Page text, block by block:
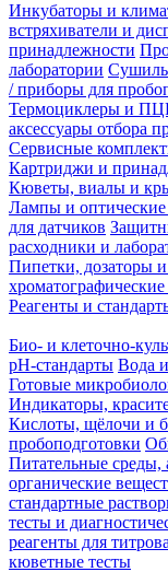
Инкубаторы и
встряхиватели и
принадлежности
лаборатории
/ приборы для
Термоциклеры и
аксессуары отбора
Сервисные
Картриджи и
Кюветы, виалы и
Лампы и
для датчиков
расходники и
Пипетки, дозаторы
Реагенты и
Био- и клеточно-
pH-стандарты Вода
Готовые
Индикаторы,
Кислоты, щёлочи и
пробоподготовки
Питательные среды,
органические
стандартные
тесты и
реагенты для
кюветные тесты